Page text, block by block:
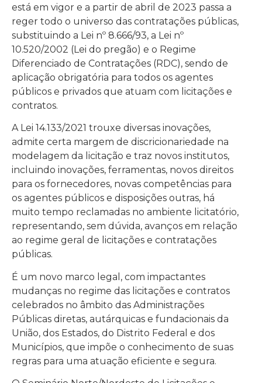
está em vigor e a partir de abril de 2023 passa a
reger todo o universo das contratações públicas,
substituindo a Lei nº 8.666/93, a Lei nº
10.520/2002 (Lei do pregão) e o Regime
Diferenciado de Contratações (RDC), sendo de
aplicação obrigatória para todos os agentes
públicos e privados que atuam com licitações e
contratos.
A Lei 14.133/2021 trouxe diversas inovações,
admite certa margem de discricionariedade na
modelagem da licitação e traz novos institutos,
incluindo inovações, ferramentas, novos direitos
para os fornecedores, novas competências para
os agentes públicos e disposições outras, há
muito tempo reclamadas no ambiente licitatório,
representando, sem dúvida, avanços em relação
ao regime geral de licitações e contratações
públicas.
É um novo marco legal, com impactantes
mudanças no regime das licitações e contratos
celebrados no âmbito das Administrações
Públicas diretas, autárquicas e fundacionais da
União, dos Estados, do Distrito Federal e dos
Municípios, que impõe o conhecimento de suas
regras para uma atuação eficiente e segura.